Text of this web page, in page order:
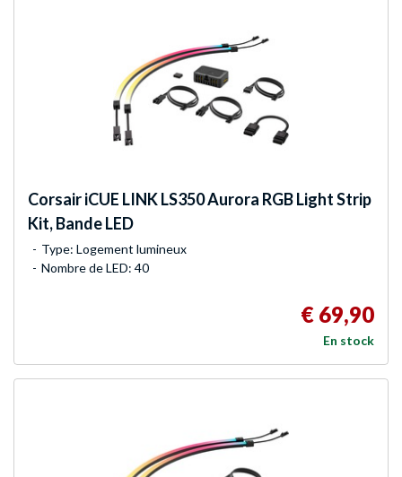
CorsairiCUE LINK LS350 Aurora RGB Light Strip
Kit, Bande LED
Type: Logement lumineux
Nombre de LED: 40
€ 69,90
En stock